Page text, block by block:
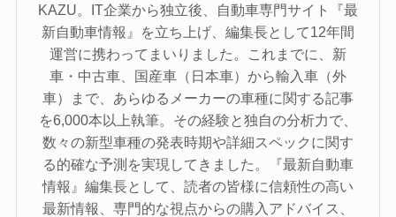
KAZU。IT企業から独立後、自動車専門サイト『最
新自動車情報』を立ち上げ、編集長として12年間
運営に携わってまいりました。これまでに、新
車・中古車、国産車（日本車）から輸入車（外
車）まで、あらゆるメーカーの車種に関する記事
を6,000本以上執筆。その経験と独自の分析力で、
数々の新型車種の発表時期や詳細スペックに関す
る的確な予測を実現してきました。『最新自動車
情報』編集長として、読者の皆様に信頼性の高い
最新情報、専門的な視点からの購入アドバイス、